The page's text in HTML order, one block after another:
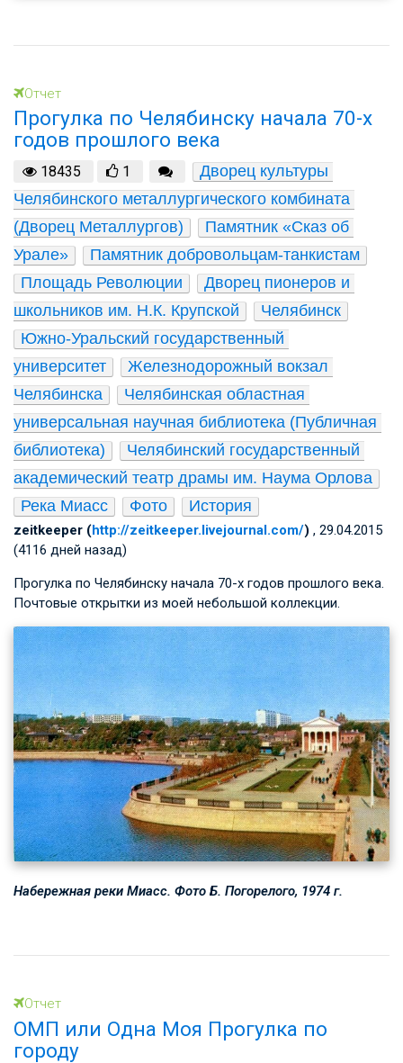
Отчет
Прогулка по Челябинску начала 70-х
годов прошлого века
18435 1
Дворец культуры
Челябинского металлургического комбината
(Дворец Металлургов)
Памятник «Сказ об
Урале»
Памятник добровольцам-танкистам
Площадь Революции
Дворец пионеров и
школьников им. Н.К. Крупской
Челябинск
Южно-Уральский государственный
университет
Железнодорожный вокзал
Челябинска
Челябинская областная
универсальная научная библиотека (Публичная
библиотека)
Челябинский государственный
академический театр драмы им. Наума Орлова
Река Миасс
Фото История
zeitkeeper (http://zeitkeeper.livejournal.com/) , 29.04.2015
(4116 дней назад)
Прогулка по Челябинску начала 70-х годов прошлого века.
Почтовые открытки из моей небольшой коллекции.
Набережная реки Миасс. Фото Б. Погорелого, 1974 г.
Отчет
ОМП или Одна Моя Прогулка по
городу